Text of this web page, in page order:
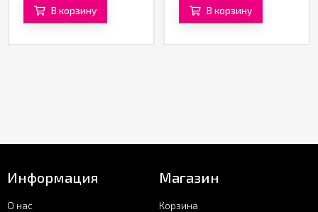
В корзину В корзину
Информация
О нас
Магазин
Корзина